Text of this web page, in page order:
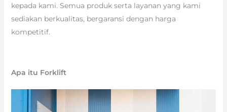
kepada kami. Semua produk serta layanan yang kami
sediakan berkualitas, bergaransi dengan harga
kompetitif.
Apa itu Forklift